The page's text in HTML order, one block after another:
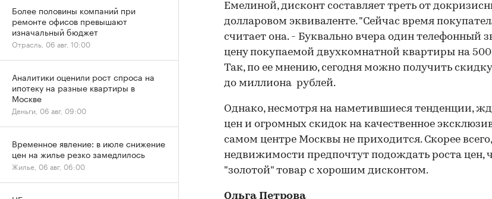
Емелиной, дисконт составляет треть от
долларовом эквиваленте. "Сейчас время
считает она. - Буквально вчера один телефонный
цену покупаемой двухкомнатной квартиры на 500
Так, по ее мнению, сегодня можно получить
до миллиона рублей.
Однако, несмотря на наметившиеся тенденции,
цен и огромных скидок на качественное
самом центре Москвы не приходится. Скорее
недвижимости предпочтут подождать роста цен,
"золотой" товар с хорошим дисконтом.
Ольга Петрова
Более половины компаний при
ремонте офисов превышают
изначальный бюджет
Отрасль, 06 авг, 10:00
Аналитики оценили рост спроса на
ипотеку на разные квартиры в
Москве
Деньги, 06 авг, 09:00
Временное явление: в июле снижение
цен на жилье резко замедлилось
Жилье, 06 авг, 06:00